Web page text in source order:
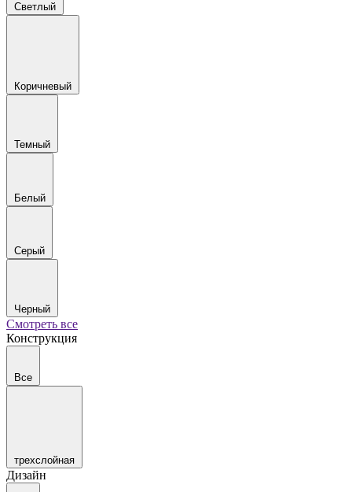
Светлый
Коричневый
Темный
Белый
Серый
Черный
Смотреть все
Конструкция
Все
трехслойная
Дизайн